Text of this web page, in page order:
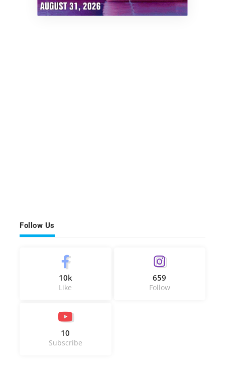
Follow Us
10k
Like
659
Follow
10
Subscribe